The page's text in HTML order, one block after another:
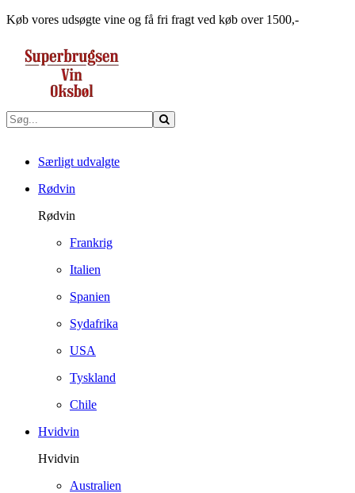
Køb vores udsøgte vine og få fri fragt ved køb over 1500,-
Særligt udvalgte
Rødvin
Rødvin
Frankrig
Italien
Spanien
Sydafrika
USA
Tyskland
Chile
Hvidvin
Hvidvin
Australien